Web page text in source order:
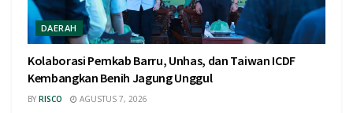
DAERAH
Kolaborasi Pemkab Barru, Unhas, dan Taiwan ICDF
Kembangkan Benih Jagung Unggul
BY RISCO AGUSTUS 7, 2026